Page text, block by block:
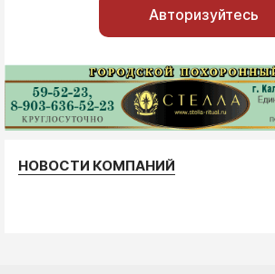
Авторизуйтесь
НОВОСТИ КОМПАНИЙ